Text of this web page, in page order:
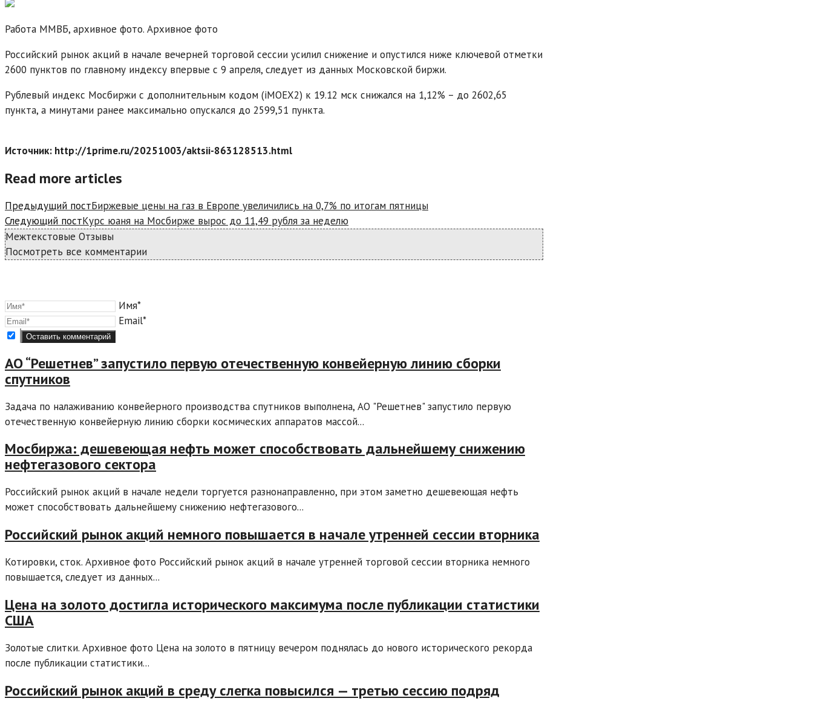
Работа ММВБ, архивное фото. Архивное фото
Российский рынок акций в начале вечерней торговой сессии усилил снижение и опустился ниже ключевой отметки
2600 пунктов по главному индексу впервые с 9 апреля, следует из данных Московской биржи.
Рублевый индекс Мосбиржи с дополнительным кодом (iMOEX2) к 19.12 мск снижался на 1,12% – до 2602,65
пункта, а минутами ранее максимально опускался до 2599,51 пункта.
Источник: http://1prime.ru/20251003/aktsii-863128513.html
Read more articles
Предыдущий постБиржевые цены на газ в Европе увеличились на 0,7% по итогам пятницы
Следующий постКурс юаня на Мосбирже вырос до 11,49 рубля за неделю
Межтекстовые Отзывы
Посмотреть все комментарии
Имя*
Email*
АО “Решетнев” запустило первую отечественную конвейерную линию сборки
спутников
Задача по налаживанию конвейерного производства спутников выполнена, АО "Решетнев" запустило первую
отечественную конвейерную линию сборки космических аппаратов массой...
Мосбиржа: дешевеющая нефть может способствовать дальнейшему снижению
нефтегазового сектора
Российский рынок акций в начале недели торгуется разнонаправленно, при этом заметно дешевеющая нефть
может способствовать дальнейшему снижению нефтегазового...
Российский рынок акций немного повышается в начале утренней сессии вторника
Котировки, сток. Архивное фото Российский рынок акций в начале утренней торговой сессии вторника немного
повышается, следует из данных...
Цена на золото достигла исторического максимума после публикации статистики
США
Золотые слитки. Архивное фото Цена на золото в пятницу вечером поднялась до нового исторического рекорда
после публикации статистики...
Российский рынок акций в среду слегка повысился — третью сессию подряд